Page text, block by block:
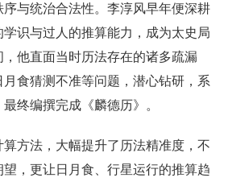
与统治合法性。李淳风早年便深耕
识与过人的推算能力，成为太史局
他直面当时历法存在的诸多疏漏
食猜测不准等问题，潜心钻研，系
终编撰完成《麟德历》。
算方法，大幅提升了历法精准度，不
，更让日月食、行星运行的推算趋